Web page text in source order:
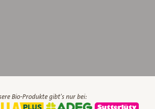
Bio-Produkte gibt's nur bei: